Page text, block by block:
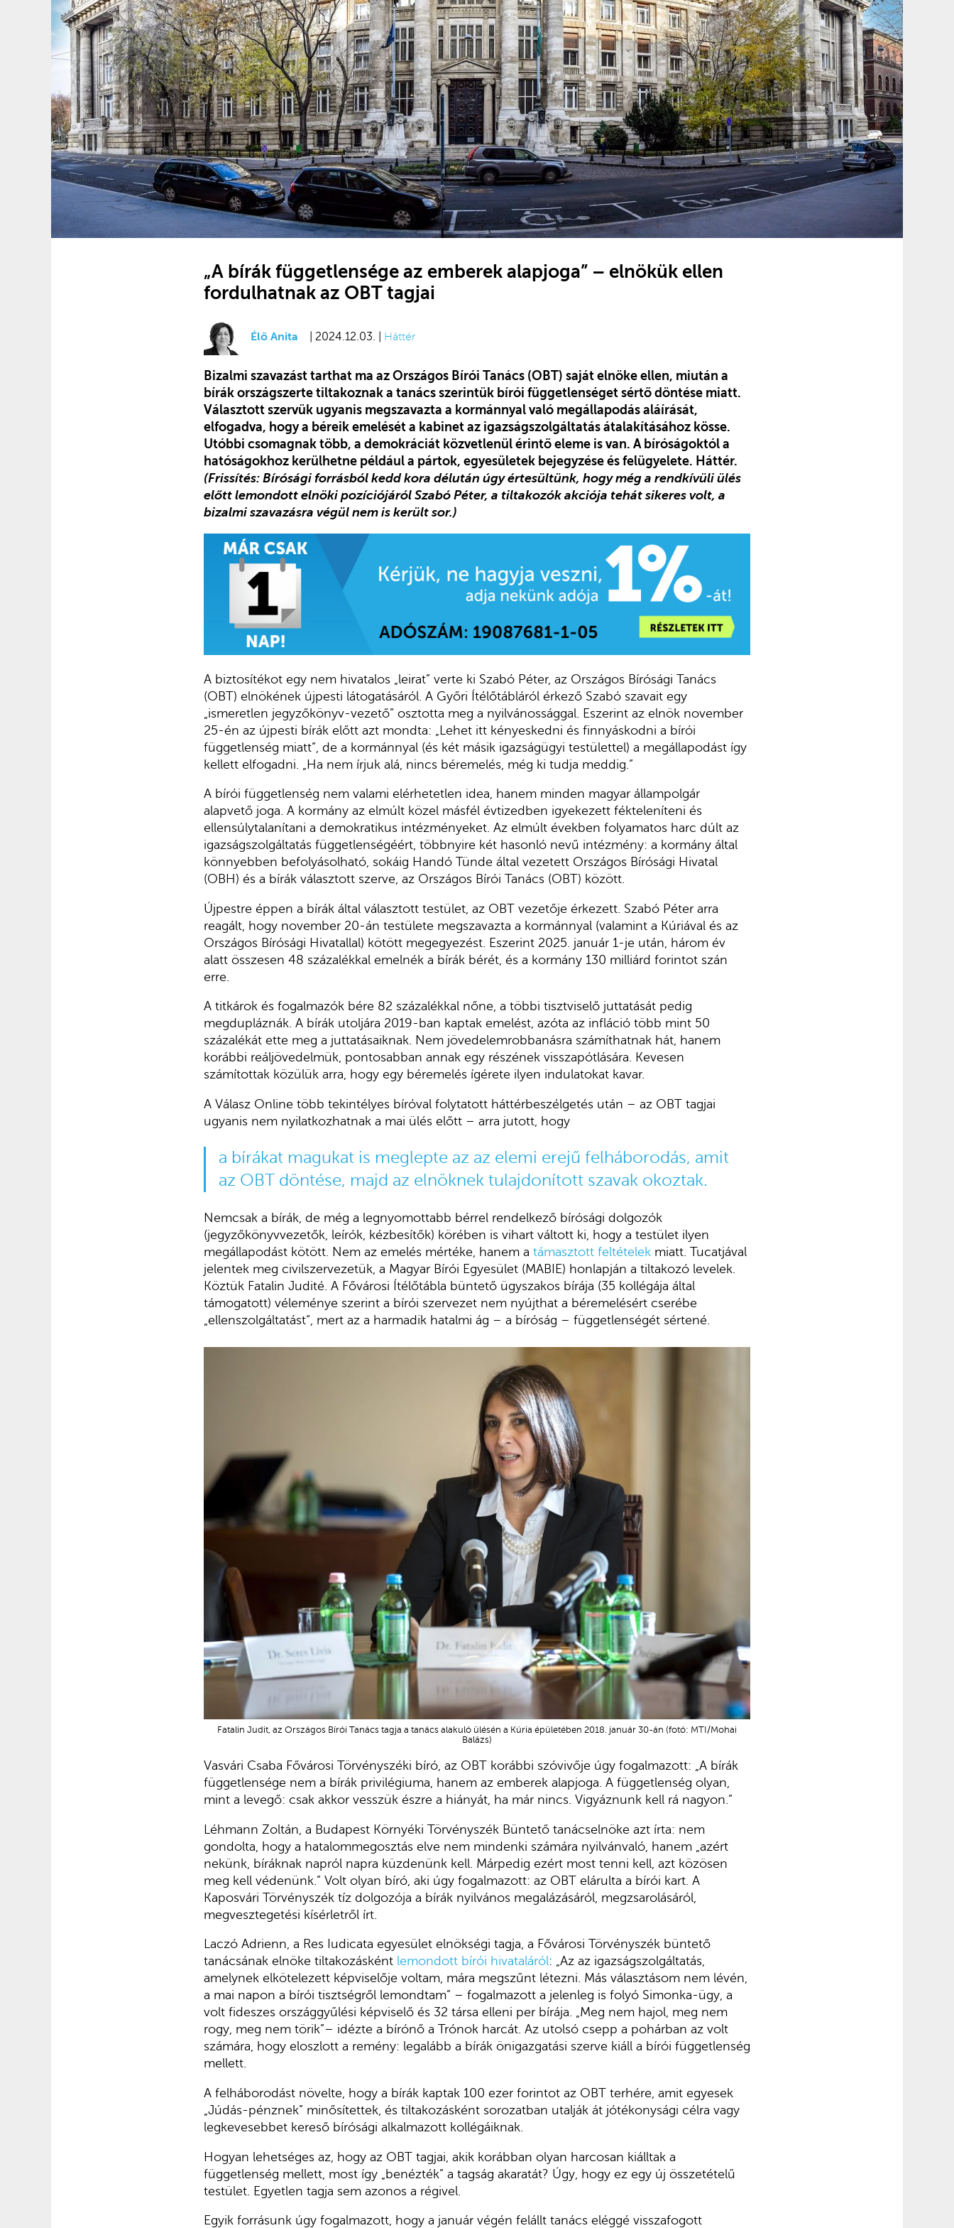
„A bírák függetlensége az emberek alapjoga” – elnökük ellen
fordulhatnak az OBT tagjai
Élő Anita | 2024.12.03. | Háttér
Bizalmi szavazást tarthat ma az Országos Bírói Tanács (OBT) saját elnöke ellen, miután a
bírák országszerte tiltakoznak a tanács szerintük bírói függetlenséget sértő döntése miatt.
Választott szervük ugyanis megszavazta a kormánnyal való megállapodás aláírását,
elfogadva, hogy a béreik emelését a kabinet az igazságszolgáltatás átalakításához kösse.
Utóbbi csomagnak több, a demokráciát közvetlenül érintő eleme is van. A bíróságoktól a
hatóságokhoz kerülhetne például a pártok, egyesületek bejegyzése és felügyelete. Háttér.
(Frissítés: Bírósági forrásból kedd kora délután úgy értesültünk, hogy még a rendkívüli ülés
előtt lemondott elnöki pozíciójáról Szabó Péter, a tiltakozók akciója tehát sikeres volt, a
bizalmi szavazásra végül nem is került sor.)
A biztosítékot egy nem hivatalos „leirat” verte ki Szabó Péter, az Országos Bírósági Tanács
(OBT) elnökének újpesti látogatásáról. A Győri Ítélőtábláról érkező Szabó szavait egy
„ismeretlen jegyzőkönyv-vezető” osztotta meg a nyilvánossággal. Eszerint az elnök november
25-én az újpesti bírák előtt azt mondta: „Lehet itt kényeskedni és finnyáskodni a bírói
függetlenség miatt”, de a kormánnyal (és két másik igazságügyi testülettel) a megállapodást így
kellett elfogadni. „Ha nem írjuk alá, nincs béremelés, még ki tudja meddig.”
A bírói függetlenség nem valami elérhetetlen idea, hanem minden magyar állampolgár
alapvető joga. A kormány az elmúlt közel másfél évtizedben igyekezett fékteleníteni és
ellensúlytalanítani a demokratikus intézményeket. Az elmúlt években folyamatos harc dúlt az
igazságszolgáltatás függetlenségéért, többnyire két hasonló nevű intézmény: a kormány által
könnyebben befolyásolható, sokáig Handó Tünde által vezetett Országos Bírósági Hivatal
(OBH) és a bírák választott szerve, az Országos Bírói Tanács (OBT) között.
Újpestre éppen a bírák által választott testület, az OBT vezetője érkezett. Szabó Péter arra
reagált, hogy november 20-án testülete megszavazta a kormánnyal (valamint a Kúriával és az
Országos Bírósági Hivatallal) kötött megegyezést. Eszerint 2025. január 1-je után, három év
alatt összesen 48 százalékkal emelnék a bírák bérét, és a kormány 130 milliárd forintot szán
erre.
A titkárok és fogalmazók bére 82 százalékkal nőne, a többi tisztviselő juttatását pedig
megdupláznák. A bírák utoljára 2019-ban kaptak emelést, azóta az infláció több mint 50
százalékát ette meg a juttatásaiknak. Nem jövedelemrobbanásra számíthatnak hát, hanem
korábbi reáljövedelmük, pontosabban annak egy részének visszapótlására. Kevesen
számítottak közülük arra, hogy egy béremelés ígérete ilyen indulatokat kavar.
A Válasz Online több tekintélyes bíróval folytatott háttérbeszélgetés után – az OBT tagjai
ugyanis nem nyilatkozhatnak a mai ülés előtt – arra jutott, hogy
a bírákat magukat is meglepte az az elemi erejű felháborodás, amit
az OBT döntése, majd az elnöknek tulajdonított szavak okoztak.
Nemcsak a bírák, de még a legnyomottabb bérrel rendelkező bírósági dolgozók
(jegyzőkönyvvezetők, leírók, kézbesítők) körében is vihart váltott ki, hogy a testület ilyen
megállapodást kötött. Nem az emelés mértéke, hanem a támasztott feltételek miatt. Tucatjával
jelentek meg civilszervezetük, a Magyar Bírói Egyesület (MABIE) honlapján a tiltakozó levelek.
Köztük Fatalin Judité. A Fővárosi Ítélőtábla büntető ügyszakos bírája (35 kollégája által
támogatott) véleménye szerint a bírói szervezet nem nyújthat a béremelésért cserébe
„ellenszolgáltatást“, mert az a harmadik hatalmi ág – a bíróság – függetlenségét sértené.
Fatalin Judit, az Országos Bírói Tanács tagja a tanács alakuló ülésén a Kúria épületében 2018. január 30-án (fotó: MTI/Mohai
Balázs)
Vasvári Csaba Fővárosi Törvényszéki bíró, az OBT korábbi szóvivője úgy fogalmazott: „A bírák
függetlensége nem a bírák privilégiuma, hanem az emberek alapjoga. A függetlenség olyan,
mint a levegő: csak akkor vesszük észre a hiányát, ha már nincs. Vigyáznunk kell rá nagyon.”
Léhmann Zoltán, a Budapest Környéki Törvényszék Büntető tanácselnöke azt írta: nem
gondolta, hogy a hatalommegosztás elve nem mindenki számára nyilvánvaló, hanem „azért
nekünk, bíráknak napról napra küzdenünk kell. Márpedig ezért most tenni kell, azt közösen
meg kell védenünk.” Volt olyan bíró, aki úgy fogalmazott: az OBT elárulta a bírói kart. A
Kaposvári Törvényszék tíz dolgozója a bírák nyilvános megalázásáról, megzsarolásáról,
megvesztegetési kísérletről írt.
Laczó Adrienn, a Res Iudicata egyesület elnökségi tagja, a Fővárosi Törvényszék büntető
tanácsának elnöke tiltakozásként lemondott bírói hivataláról: „Az az igazságszolgáltatás,
amelynek elkötelezett képviselője voltam, mára megszűnt létezni. Más választásom nem lévén,
a mai napon a bírói tisztségről lemondtam” – fogalmazott a jelenleg is folyó Simonka-ügy, a
volt fideszes országgyűlési képviselő és 32 társa elleni per bírája. „Meg nem hajol, meg nem
rogy, meg nem törik”– idézte a bírónő a Trónok harcát. Az utolsó csepp a pohárban az volt
számára, hogy eloszlott a remény: legalább a bírák önigazgatási szerve kiáll a bírói függetlenség
mellett.
A felháborodást növelte, hogy a bírák kaptak 100 ezer forintot az OBT terhére, amit egyesek
„Júdás-pénznek” minősítettek, és tiltakozásként sorozatban utalják át jótékonysági célra vagy
legkevesebbet kereső bírósági alkalmazott kollégáiknak.
Hogyan lehetséges az, hogy az OBT tagjai, akik korábban olyan harcosan kiálltak a
függetlenség mellett, most így „benézték” a tagság akaratát? Úgy, hogy ez egy új összetételű
testület. Egyetlen tagja sem azonos a régivel.
Egyik forrásunk úgy fogalmazott, hogy a január végén felállt tanács eléggé visszafogott